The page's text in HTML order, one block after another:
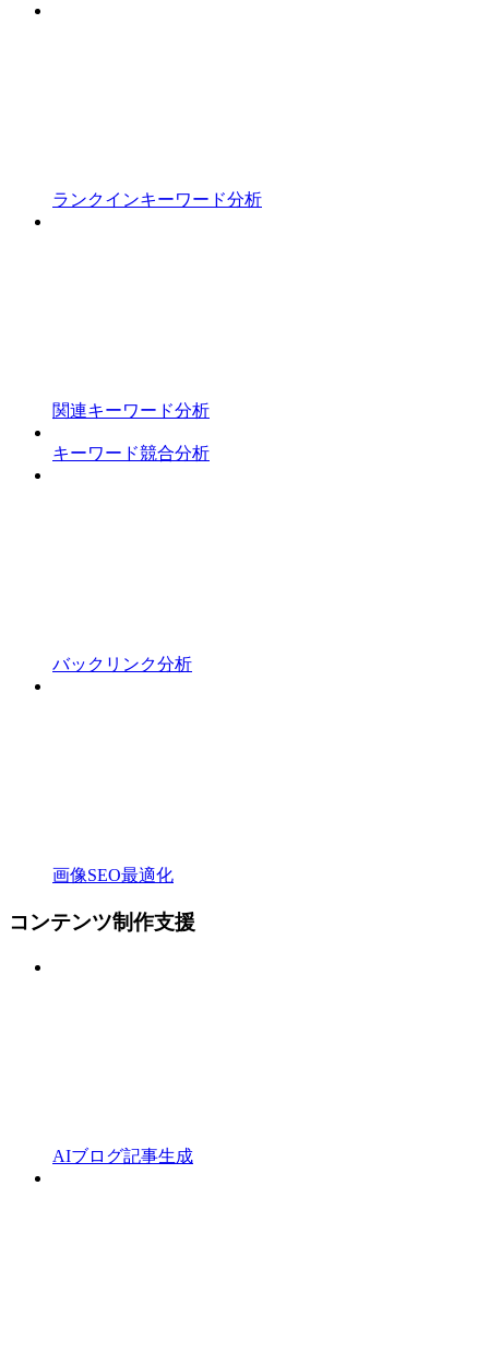
ランクインキーワード分析
関連キーワード分析
キーワード競合分析
バックリンク分析
画像SEO最適化
コンテンツ制作支援
AIブログ記事生成